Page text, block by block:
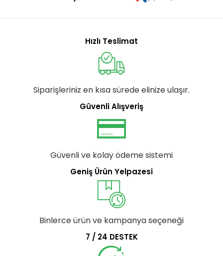
Hızlı Teslimat
Siparişleriniz en kısa sürede elinize ulaşır.
Güvenli Alışveriş
Güvenli ve kolay ödeme sistemi
Geniş Ürün Yelpazesi
Binlerce ürün ve kampanya seçeneği
7 / 24 DESTEK